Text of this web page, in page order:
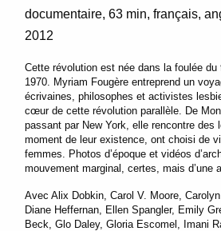
documentaire 63 min français,
2012
Cette révolution est née dans la foulée
1970. Myriam Fougère entreprend un
écrivaines, philosophes et activistes
cœur de cette révolution parallèle. De
passant par New York, elle rencontre des
moment de leur existence, ont choisi de
femmes. Photos d’époque et vidéos
mouvement marginal, certes, mais d’une
Avec Alix Dobkin, Carol V. Moore, Carolyn
Diane Heffernan, Ellen Spangler, Emily
Beck, Glo Daley, Gloria Escomel, Imani